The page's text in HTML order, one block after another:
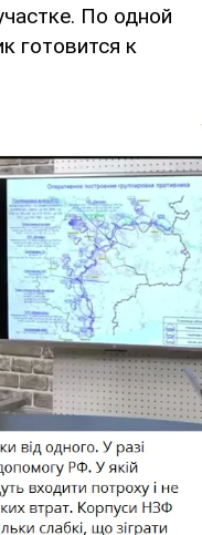
По одной
готовится к